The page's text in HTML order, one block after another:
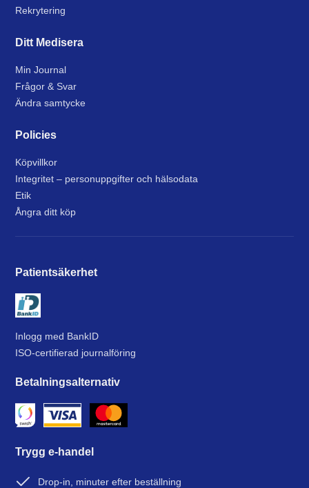
Rekrytering
Ditt Medisera
Min Journal
Frågor & Svar
Ändra samtycke
Policies
Köpvillkor
Integritet – personuppgifter och hälsodata
Etik
Ångra ditt köp
Patientsäkerhet
Inlogg med BankID
ISO-certifierad journalföring
Betalningsalternativ
Trygg e-handel
Drop-in, minuter efter beställning